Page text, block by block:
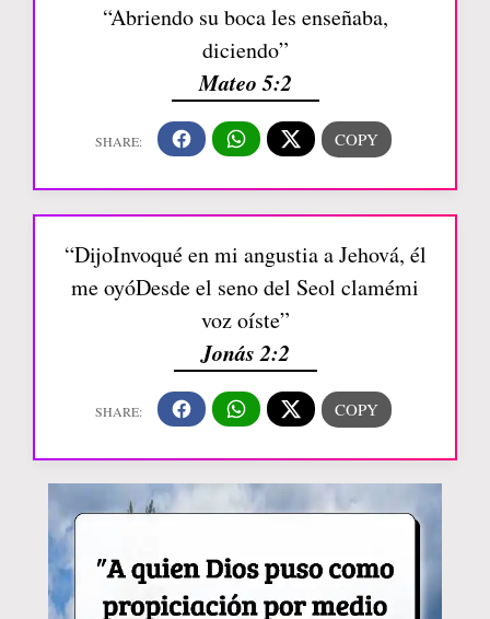
“Abriendo su boca les enseñaba,
diciendo”
Mateo 5:2
“DijoInvoqué en mi angustia a Jehová, él
me oyóDesde el seno del Seol clamémi
voz oíste”
Jonás 2:2